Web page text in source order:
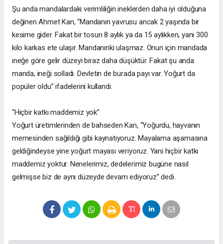
Şu anda mandalardaki verimliliğin ineklerden daha iyi olduğuna
değinen Ahmet Kan, “Mandanın yavrusu ancak 2 yaşında bir
kesime gider. Fakat bir tosun 8 aylık ya da 15 aylıkken, yani 300
kilo karkas ete ulaşır. Mandanınki ulaşmaz. Onun için mandada
ineğe göre gelir düzeyi biraz daha düşüktür. Fakat şu anda
manda, ineği solladı. Devletin de burada payı var. Yoğurt da
popüler oldu” ifadelerini kullandı.
“Hiçbir katkı maddemiz yok”
Yoğurt üretimlerinden de bahseden Kan, “Yoğurdu, hayvanın
memesinden sağıldığı gibi kaynatıyoruz. Mayalama aşamasına
geldiğindeyse yine yoğurt mayası veriyoruz. Yani hiçbir katkı
maddemiz yoktur. Nenelerimiz, dedelerimiz bugüne nasıl
gelmişse biz de aynı düzeyde devam ediyoruz” dedi.